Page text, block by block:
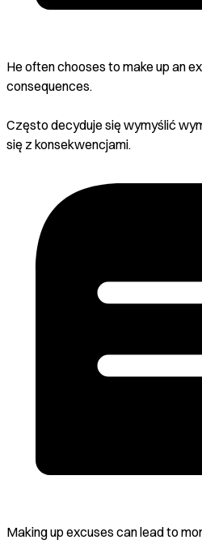
He often chooses to make up an
consequences.
Często decyduje się wymyślić
się z konsekwencjami.
Making up excuses can lead to